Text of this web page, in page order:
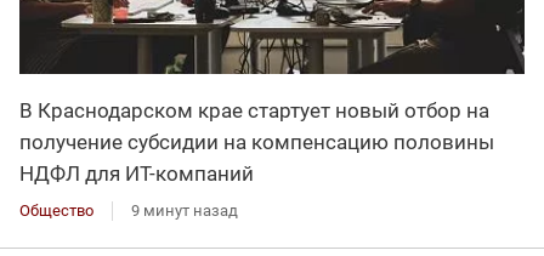
В Краснодарском крае стартует новый отбор на
получение субсидии на компенсацию половины
НДФЛ для ИT-компаний
Общество 9 минут назад